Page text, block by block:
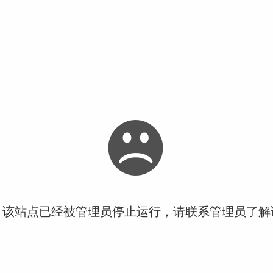
站点已经被管理员停止运行，请联系管理员了